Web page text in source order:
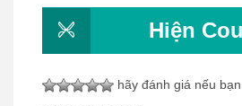
Hiện
hãy đánh giá nếu